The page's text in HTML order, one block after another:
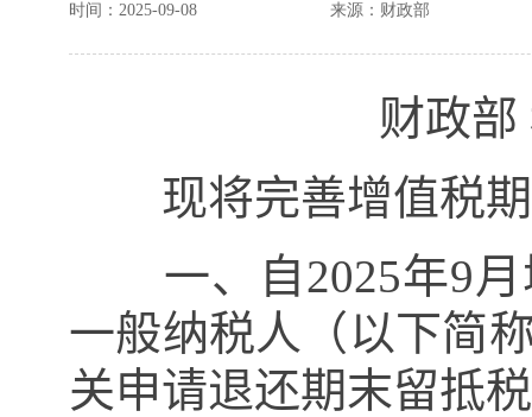
时间：2025-09-08 来源：财政部
财政
现将完善增值税期
一、自2025年9
一般纳税人（以下简
关申请退还期末留抵